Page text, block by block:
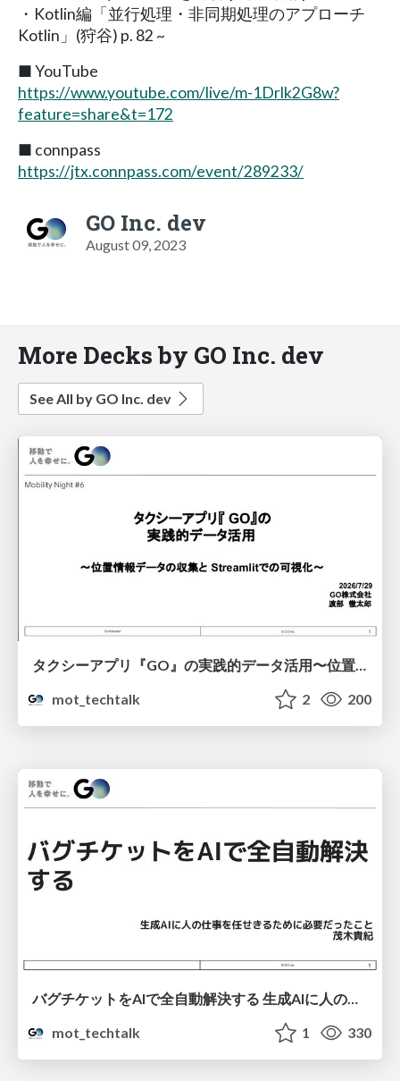
・Kotlin編「並行処理・非同期処理のアプローチ
Kotlin」(狩谷) p. 82 ~
■ YouTube
https://www.youtube.com/live/m-1Drlk2G8w?
feature=share&t=172
■ connpass
https://jtx.connpass.com/event/289233/
GO Inc. dev
August 09, 2023
More Decks by GO Inc. dev
See All by GO Inc. dev
タクシーアプリ『GO』の実践的データ活用〜位置情報データの収集とStreamlitでの可視化〜
mot_techtalk
2 200
mot_techtalk
1 330